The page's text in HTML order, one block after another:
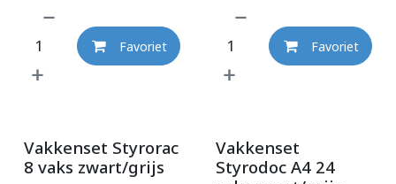
Favoriet Favoriet
Vakkenset Styrorac
8 vaks zwart/grijs
Vakkenset
Styrodoc A4 24